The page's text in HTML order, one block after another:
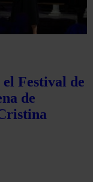
Festival de
de